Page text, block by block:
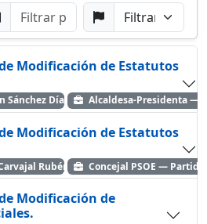
por Punto Buscar por Partido
Modificación de Estatutos
Sánchez Díaz - PSOE 2019-2023
Alcaldesa-Presidenta —
Modificación de Estatutos
Rubén Pérez CarvajalConcejal PSOE — Partido
Modificación de